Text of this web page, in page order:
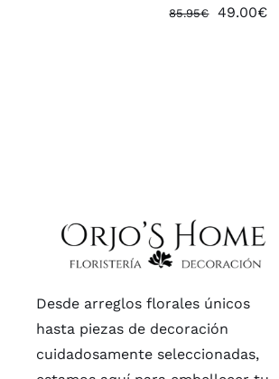
85.95€ 49.00€
Desde arreglos florales únicos
hasta piezas de decoración
cuidadosamente seleccionadas,